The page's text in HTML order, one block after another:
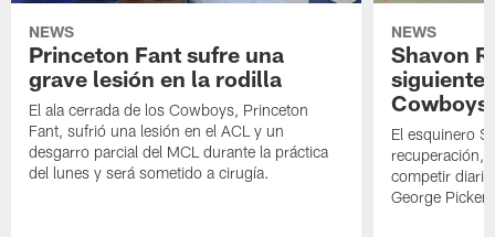
NEWS
Princeton Fant sufre una
grave lesión en la rodilla
El ala cerrada de los Cowboys, Princeton
Fant, sufrió una lesión en el ACL y un
desgarro parcial del MCL durante la práctica
del lunes y será sometido a cirugía.
NEWS
Shavon
siguiente
Cowboys
El esquinero
recuperación,
competir
George